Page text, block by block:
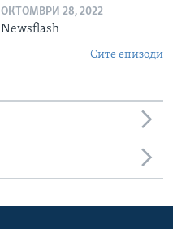
ОКТОМВРИ 28, 2022
Newsflash
Сите епизоди